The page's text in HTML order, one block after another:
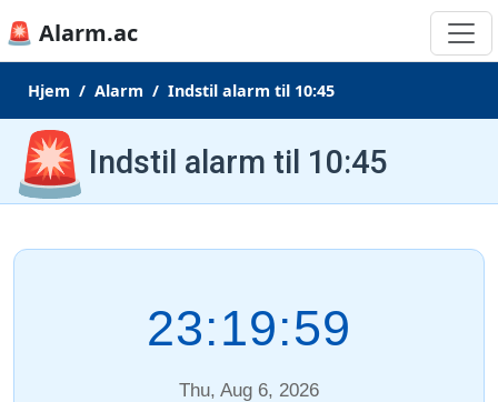
🚨 Alarm.ac
Hjem Alarm Indstil alarm til 10:45
🚨 Indstil alarm til 10:45
23:19:59
Thu, Aug 6, 2026